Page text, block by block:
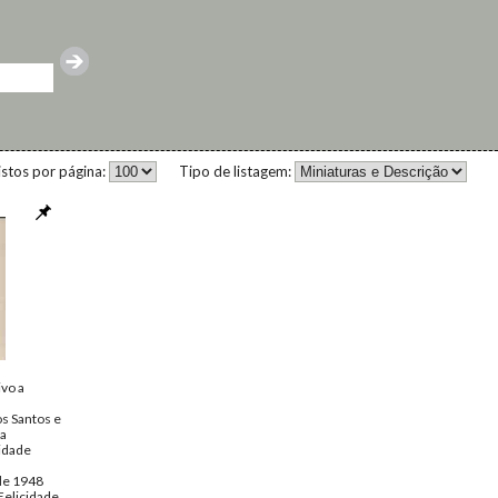
Tipo de listagem:
por página:
a
Santos e
1948